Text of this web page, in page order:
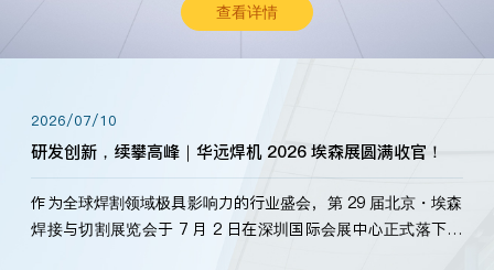
查看详情
2026/07/10
研发创新，续攀高峰｜华远焊机 2026 埃森展圆满收官！
作为全球焊割领域极具影响力的行业盛会，第 29 届北京・埃森
焊接与切割展览会于 7 月 2 日在深圳国际会展中心正式落下帷